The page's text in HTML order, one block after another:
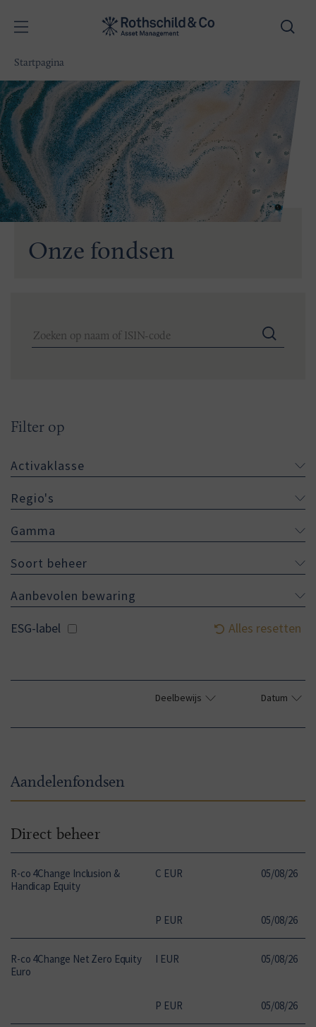
Startpagina
Onze fondsen
Filter op
Activaklasse
Regio's
Gamma
Soort beheer
Aanbevolen bewaring
ESG-label
Alles resetten
Deelbewijs Datum
Aandelenfondsen
Direct beheer
R-co 4Change Inclusion &
Handicap Equity
C EUR 05/08/26
P EUR 05/08/26
R-co 4Change Net Zero Equity
Euro
I EUR 05/08/26
P EUR 05/08/26